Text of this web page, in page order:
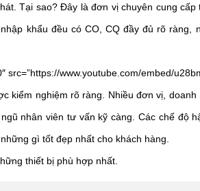
Tại sao? Đây là đơn vị chuyên cung cấp
khẩu đều có CO, CQ đầy đủ rõ ràng,
src=”https://www.youtube.com/embed/
kiểm nghiệm rõ ràng. Nhiều đơn vị,
nhân viên tư vấn kỹ càng. Các chế độ
gì tốt đẹp nhất cho khách hàng.
thiết bị phù hợp nhất.